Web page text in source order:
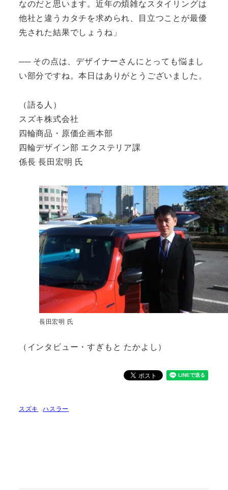
なのだと思います。近年の煩雑なスタイリングは
他社と違うカタチを求められ、目立つことが最優
先された結果でしょうね」
── その点は、デザイナーさんにとっても悩まし
い部分ですね。本日はありがとうございました。
（語る人）
スズキ株式会社
四輪商品・原価企画本部
四輪デザイン部 エクステリア課
係長 長田宏明 氏
長田宏明 氏
（インタビュー・すぎもと たかよし）
スズキ ハスラー